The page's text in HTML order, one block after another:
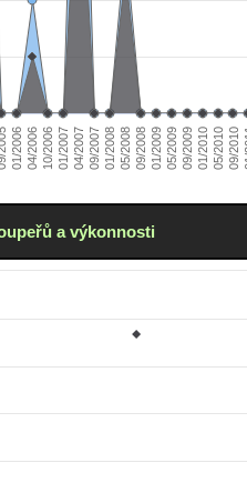
01/200604/200610/200601/200704/200709/200701/200805/200809/200801/200905/200909/200901/201005/201009/2010
a výkonnosti